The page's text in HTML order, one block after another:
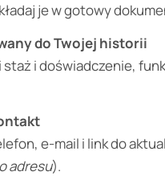
je w gotowy
do Twojej historii
i doświadczenie,
e-mail i link do
adresu).